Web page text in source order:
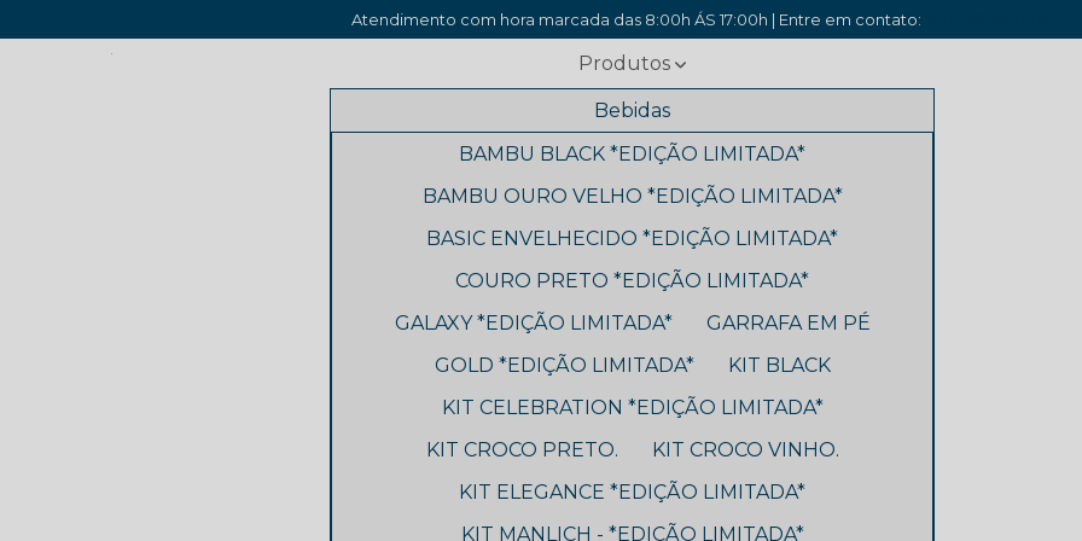
Atendimento com hora marcada das 8:00h ÁS 17:00h | Entre em contato:
Produtos
Bebidas
BAMBU BLACK *EDIÇÃO LIMITADA*
BAMBU OURO VELHO *EDIÇÃO LIMITADA*
BASIC ENVELHECIDO *EDIÇÃO LIMITADA*
COURO PRETO *EDIÇÃO LIMITADA*
GALAXY *EDIÇÃO LIMITADA*
GARRAFA EM PÉ
GOLD *EDIÇÃO LIMITADA*
KIT BLACK
KIT CELEBRATION *EDIÇÃO LIMITADA*
KIT CROCO PRETO.
KIT CROCO VINHO.
KIT ELEGANCE *EDIÇÃO LIMITADA*
KIT MANLICH - *EDIÇÃO LIMITADA*